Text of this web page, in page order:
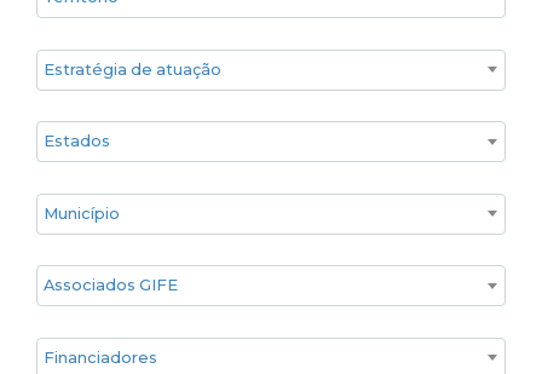
Estratégia de atuação
Estado
Cidade
Associados GIFE
Financiadores